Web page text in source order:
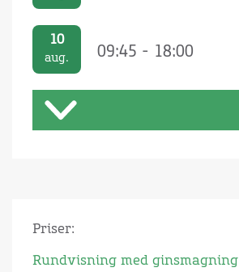
10
aug. 09:45 - 18:00
Priser:
Rundvisning med ginsmagning